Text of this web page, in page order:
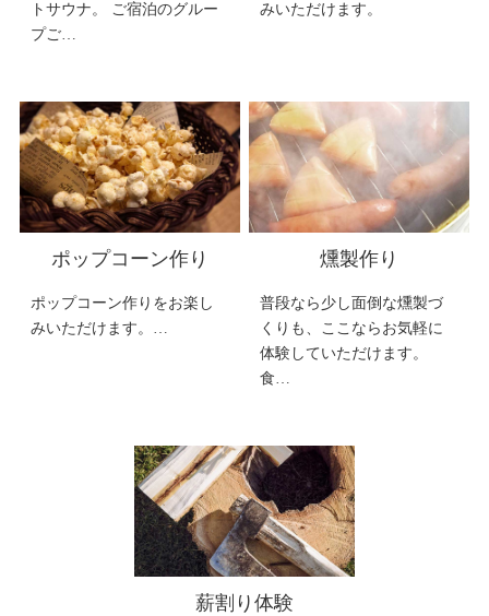
トサウナ。 ご宿泊のグルー
プご…
みいただけます。
ポップコーン作り
ポップコーン作りをお楽し
みいただけます。…
燻製作り
普段なら少し面倒な燻製づ
くりも、ここならお気軽に
体験していただけます。
食…
薪割り体験